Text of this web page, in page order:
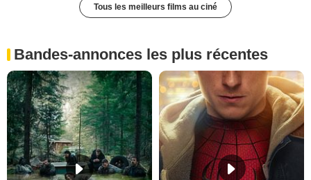
Tous les meilleurs films au ciné
Bandes-annonces les plus récentes